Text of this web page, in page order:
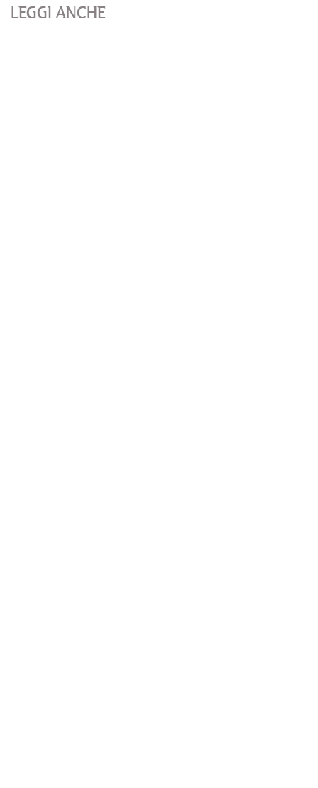
LEGGI ANCHE